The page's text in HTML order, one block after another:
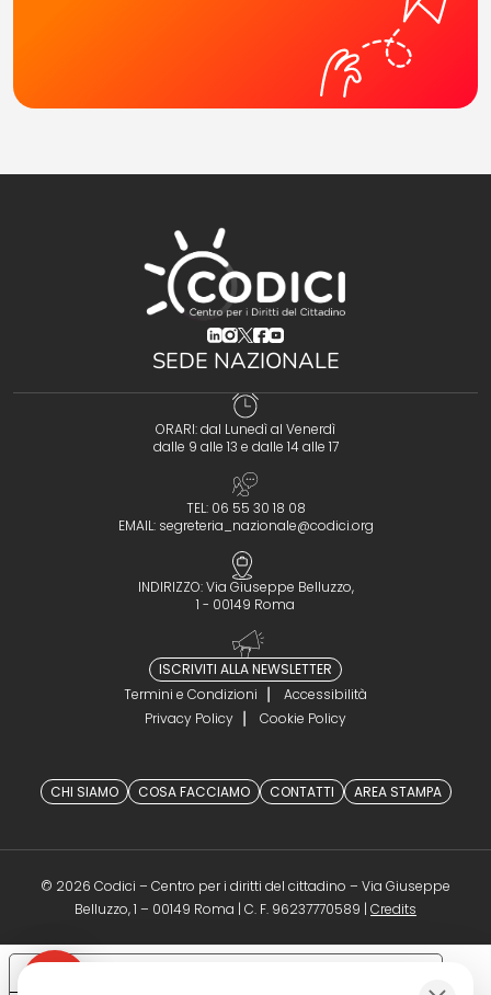
(opens in a new tab)
(opens in a new tab)
(opens in a new tab)
(opens in a new tab)
(opens in a new tab)
SEDE NAZIONALE
ORARI: dal Lunedì al Venerdì
dalle 9 alle 13 e dalle 14 alle 17
TEL: 06 55 30 18 08
EMAIL: segreteria_nazionale@codici.org
INDIRIZZO: Via Giuseppe Belluzzo,
1 - 00149 Roma
ISCRIVITI ALLA NEWSLETTER
Termini e Condizioni
Accessibilità
Privacy Policy
Cookie Policy
CHI SIAMO COSA FACCIAMO CONTATTI AREA STAMPA
© 2026 Codici – Centro per i diritti del cittadino – Via Giuseppe
Belluzzo, 1 – 00149 Roma | C. F. 96237770589 | Credits